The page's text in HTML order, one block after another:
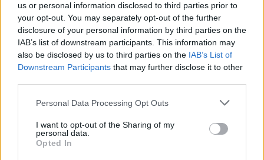
us or personal information disclosed to third parties prior to
your opt-out. You may separately opt-out of the further
disclosure of your personal information by third parties on the
IAB’s list of downstream participants. This information may
also be disclosed by us to third parties on the IAB’s List of
Downstream Participants that may further disclose it to other
Personal Data Processing Opt Outs
I want to opt-out of the Sharing of my
personal data.
Opted In
HEALTH REPORT
“Νικοτίνη και Αλκοόλ κάτω των 18;
Έφαγες ‘Ακυρο!”- Νέα καμπάνια
8 Δεκεμβρίου, 2025
«Νικοτίνη και Αλκοόλ κάτω των 18; Έφαγες